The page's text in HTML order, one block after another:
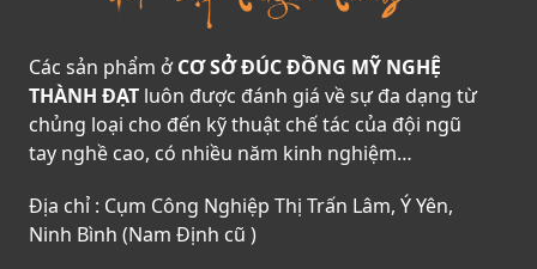
Các sản phẩm ởCƠ SỞ ĐÚC ĐỒNG MỸ NGHỆ
THÀNH ĐẠT luôn được đánh giá về sự đa dạng từ
chủng loại cho đến kỹ thuật chế tác của đội ngũ
tay nghề cao, có nhiều năm kinh nghiệm…
Địa chỉ : Cụm Công Nghiệp Thị Trấn Lâm, Ý Yên,
Ninh Bình (Nam Định cũ )